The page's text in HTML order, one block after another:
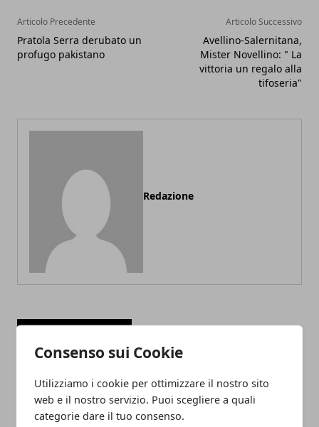
Consenso sui Cookie
Utilizziamo i cookie per ottimizzare il nostro sito
web e il nostro servizio. Puoi scegliere a quali
categorie dare il tuo consenso.
Articolo Precedente
Pratola Serra derubato un
profugo pakistano
Articolo Successivo
Avellino-Salernitana,
Mister Novellino: " La
vittoria un regalo alla
tifoseria"
Redazione
ARTICOLI CORRELATI